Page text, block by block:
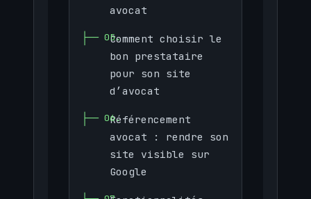
avocat
Comment choisir le
bon prestataire
pour son site
d’avocat
Référencement
avocat : rendre son
site visible sur
Google